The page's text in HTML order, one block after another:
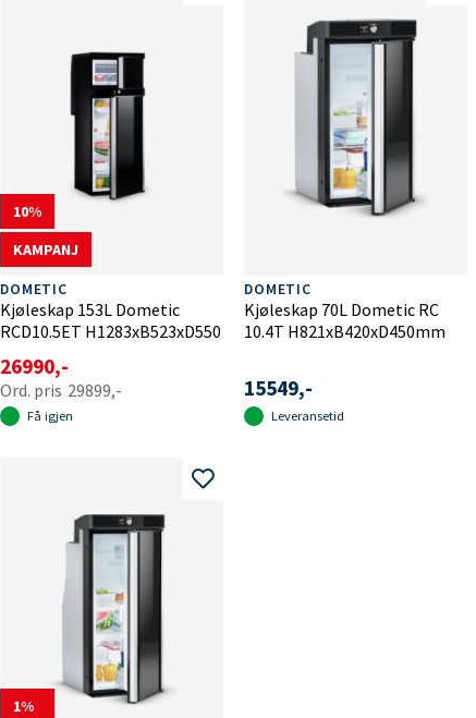
10
KAMPANJ
DOMETIC
Kjøleskap 153L Dometic
RCD10.5ET H1283xB523xD550
26990,-
29899,-
Få igjen
DOMETIC
Kjøleskap 70L Dometic RC
10.4T H821xB420xD450mm
15549,-
Leveransetid
1